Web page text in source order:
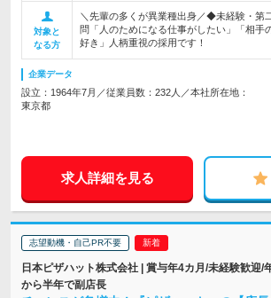
対象と
なる方
＼先輩の多くが異業種出身／◆未経験・第
問「人のためになる仕事がしたい」「相手
好き」人柄重視の採用です！
企業データ
設立：1964年7月／従業員数：232人／本社所在地：
東京都
求人詳細を見る
志望動機・自己PR不要
日本ピザハット株式会社 | 賞与年4カ月/未経験歓迎/
から半年で副店長